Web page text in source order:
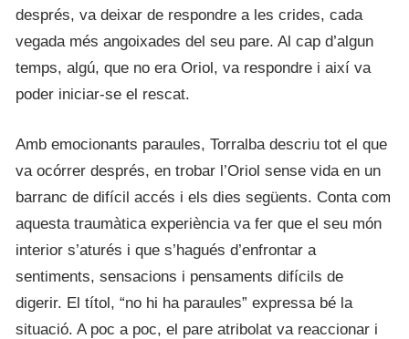
després, va deixar de respondre a les crides, cada
vegada més angoixades del seu pare. Al cap d’algun
temps, algú, que no era Oriol, va respondre i així va
poder iniciar-se el rescat.
Amb emocionants paraules, Torralba descriu tot el que
va ocórrer després, en trobar l’Oriol sense vida en un
barranc de difícil accés i els dies següents. Conta com
aquesta traumàtica experiència va fer que el seu món
interior s’aturés i que s’hagués d’enfrontar a
sentiments, sensacions i pensaments difícils de
digerir. El títol, “no hi ha paraules” expressa bé la
situació. A poc a poc, el pare atribolat va reaccionar i